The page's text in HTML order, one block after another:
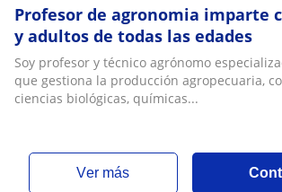
Profesor de agronomia imparte
y adultos de todas las edades
Soy profesor y técnico agrónomo
que gestiona la producción agropecuaria,
ciencias biológicas, químicas...
ver más